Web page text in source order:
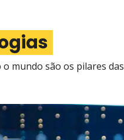
mundo são os pilares